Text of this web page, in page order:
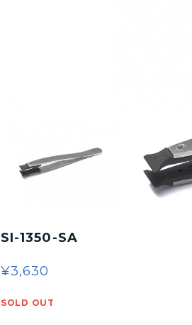
SI-1350-SA
¥3,630
SOLD OUT